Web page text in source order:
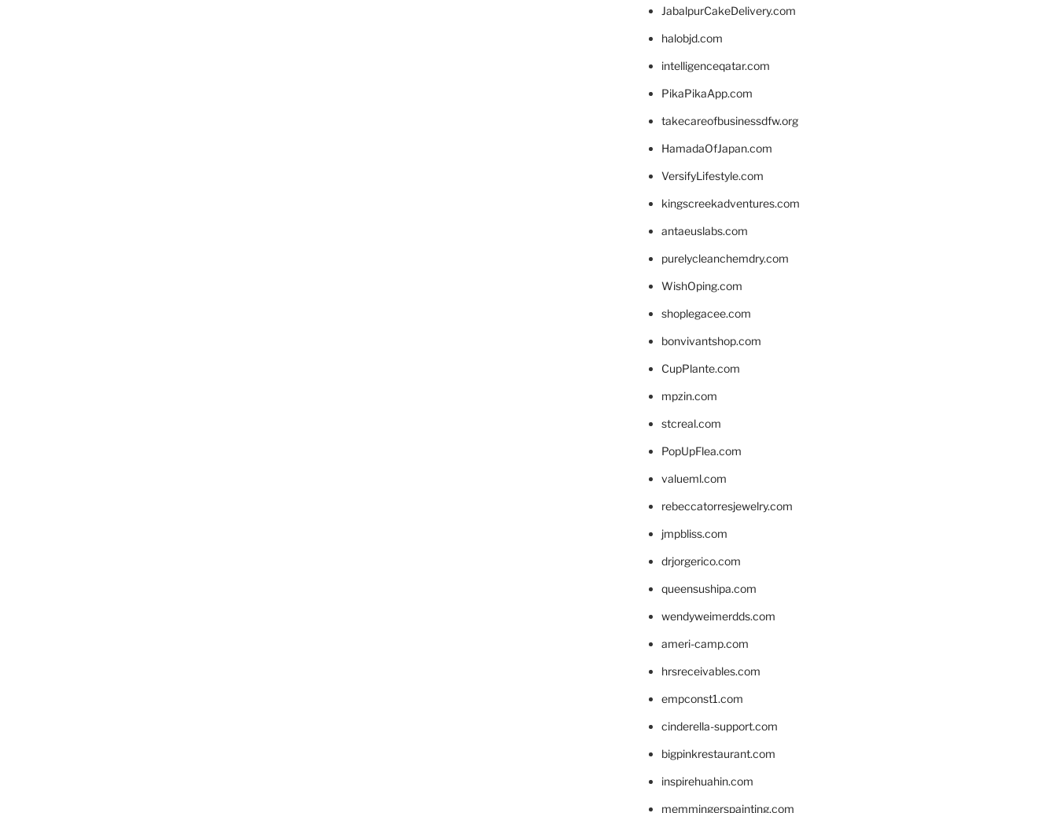
JabalpurCakeDelivery.com
halobjd.com
intelligenceqatar.com
PikaPikaApp.com
takecareofbusinessdfw.org
HamadaOfJapan.com
VersifyLifestyle.com
kingscreekadventures.com
antaeuslabs.com
purelycleanchemdry.com
WishOping.com
shoplegacee.com
bonvivantshop.com
CupPlante.com
mpzin.com
stcreal.com
PopUpFlea.com
valueml.com
rebeccatorresjewelry.com
jmpbliss.com
drjorgerico.com
queensushipa.com
wendyweimerdds.com
ameri-camp.com
hrsreceivables.com
empconst1.com
cinderella-support.com
bigpinkrestaurant.com
inspirehuahin.com
memmingerspainting.com